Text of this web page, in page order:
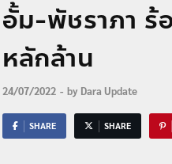
อั้ม-พัชราภา ร้
หลักล้าน
24/07/2022 - by Dara Update
SHARE SHARE